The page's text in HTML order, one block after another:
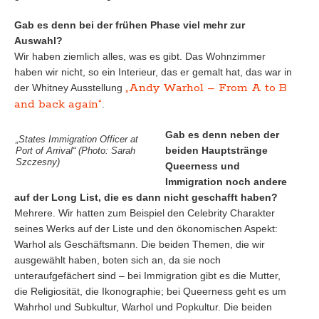
Gab es denn bei der frühen Phase viel mehr zur
Auswahl?
Wir haben ziemlich alles, was es gibt. Das Wohnzimmer
haben wir nicht, so ein Interieur, das er gemalt hat, das war in
der Whitney Ausstellung „Andy Warhol – From A to B
and back again“
„States Immigration Officer at
Port of Arrival“ (Photo: Sarah
Szczesny)
Gab es denn neben der
beiden Hauptstränge
Queerness und
Immigration noch andere
auf der Long List, die es dann nicht geschafft haben?
Mehrere. Wir hatten zum Beispiel den Celebrity Charakter
seines Werks auf der Liste und den ökonomischen Aspekt:
Warhol als Geschäftsmann. Die beiden Themen, die wir
ausgewählt haben, boten sich an, da sie noch
unteraufgefächert sind – bei Immigration gibt es die Mutter,
die Religiosität, die Ikonographie; bei Queerness geht es um
Wahrhol und Subkultur, Warhol und Popkultur. Die beiden